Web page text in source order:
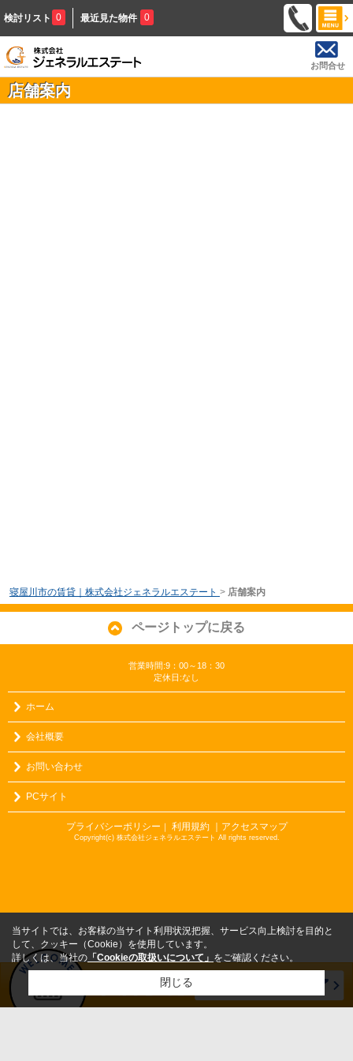
検討リスト 0 最近見た物件 0
お問合せ
店舗案内
寝屋川市の賃貸｜株式会社ジェネラルエステート > 店舗案内
ページトップに戻る
営業時間:9：00～18：30
定休日:なし
ホーム
会社概要
お問い合わせ
PCサイト
プライバシーポリシー ｜ 利用規約 ｜アクセスマップ
Copyright(c) 株式会社ジェネラルエステート All rights reserved.
当サイトでは、お客様の当サイト利用状況把握、サービス向上検討を目的と
して、クッキー（Cookie）を使用しています。
詳しくは、当社の 「Cookieの取扱いについて」 をご確認ください。
閉じる